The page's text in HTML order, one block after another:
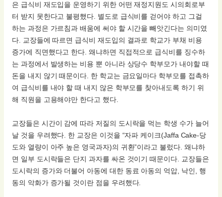
은 급식비 재도입을 운영하기 위한 어떤 재정지원도 시의회로부
터 받지 못한다고 불평했다. 별도로 급식비를 걷어야 하고 그걸
하는 과정은 가르침과 배움에 써야 할 시간을 빼앗긴다는 의미였
다. 교장들에 따르면 급식비 재도입의 결과로 학교가 부채 비용
증가에 직면했다고 한다. 왜냐하면 직접적으로 급식비를 징수하
는 과정에서 발생하는 비용 뿐 아니라 상당수 학부모가 내야할 때
돈을 내지 않기 때문이다. 한 학교는 금요일마다 학부모를 접촉하
여 급식비를 내야 할 때 내지 않은 학부모를 찾아내도록 하기 위
해 직원을 고용해야만 한다고 했다.
교장들은 시간이 감에 따라 저질의 도시락을 먹는 학생 수가 늘어
날 것을 우려했다. 한 교장은 이것을 “자파 케이크(Jaffa Cake-당
도와 열량이 아주 높은 영국과자)의 귀환”이라고 불렀다. 왜냐하
면 일부 도시락들은 단지 과자를 싸온 것이기 때문이다. 교장들은
도시락의 증가와 더불어 아동에 대한 동료 아동의 억압, 낙인, 행
동의 악화가 증가될 것이란 점을 우려했다.